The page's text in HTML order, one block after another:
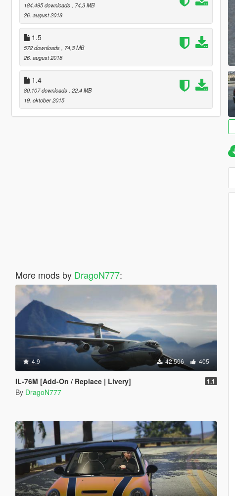
184.495 downloads
, 74,3 MB
26. august 2018
1.5
572 downloads
, 74,3 MB
26. august 2018
1.4
80.107 downloads , 22,4 MB
19. oktober 2015
More mods by DragoN777:
4.9 42.506 405
IL-76M [Add-On / Replace | Livery] 1.1
By DragoN777